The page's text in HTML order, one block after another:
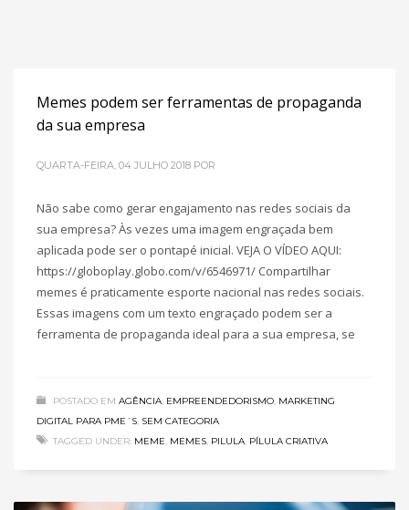
Memes podem ser ferramentas de propaganda
da sua empresa
QUARTA-FEIRA, 04 JULHO 2018 POR
Não sabe como gerar engajamento nas redes sociais da
sua empresa? Às vezes uma imagem engraçada bem
aplicada pode ser o pontapé inicial. VEJA O VÍDEO AQUI:
https://globoplay.globo.com/v/6546971/ Compartilhar
memes é praticamente esporte nacional nas redes sociais.
Essas imagens com um texto engraçado podem ser a
ferramenta de propaganda ideal para a sua empresa, se
POSTADO EM AGÊNCIA EMPREENDEDORISMO MARKETING
DIGITAL PARA PME´S SEM CATEGORIA
TAGGED UNDER: MEME MEMES PILULA PÍLULA CRIATIVA